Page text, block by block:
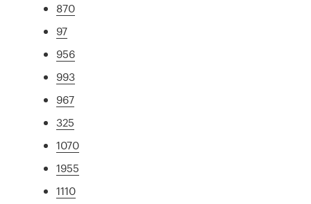
870
97
956
993
967
325
1070
1955
1110